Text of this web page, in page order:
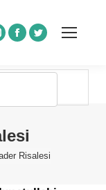
Facebook
Twitter
Risalesi